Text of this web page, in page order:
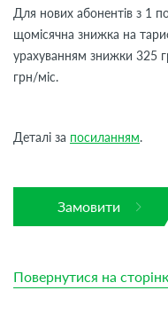
Для нових абонентів з 1
щомісячна знижка на
урахуванням знижки 325
грн/міс.
Деталі за посиланням.
Замовити
Повернутися на